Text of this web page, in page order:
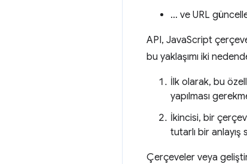
… ve URL
API, JavaScript
bu yaklaşımı iki
İlk olarak, bu
yapılması
İkincisi, bir
tutarlı bir anlayış
Çerçeveler veya